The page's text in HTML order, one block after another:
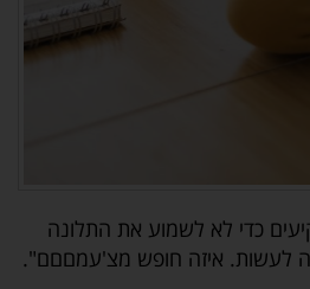
כדי לא לשמוע את התלונה
מה לעשות. איזה חופש מצ'עמםםם".